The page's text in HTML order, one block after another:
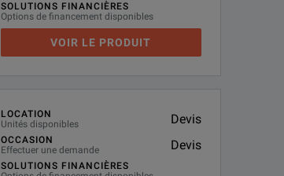
SOLUTIONS FINANCIÈRES
Options de financement disponibles
VOIR LE PRODUIT
LOCATION
Unités disponibles
Devis
OCCASION
Effectuer une demande
Devis
SOLUTIONS FINANCIÈRES